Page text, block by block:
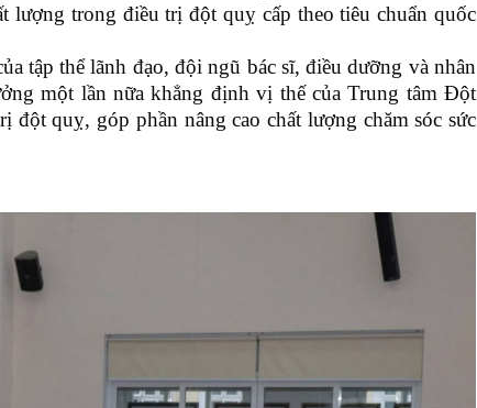
lượng trong điều trị đột quỵ cấp theo tiêu chuẩn quốc
tập thể lãnh đạo, đội ngũ bác sĩ, điều dưỡng và nhân
một lần nữa khẳng định vị thế của Trung tâm Đột
quỵ, góp phần nâng cao chất lượng chăm sóc sức